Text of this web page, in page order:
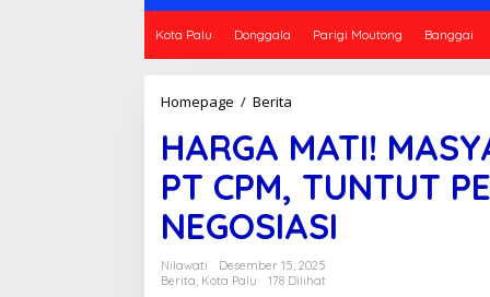
Kota Palu Donggala Parigi Moutong Banggai
Homepage / Berita
R
G
A
T
!
HARGA MATI!
PT CPM, TUNTUT
NEGOSIASI
Nilawati
Desember 15, 2025
Berita, Kota Palu 178 Dilihat